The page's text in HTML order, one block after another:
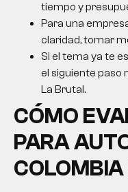
tiempo y
Para una
claridad, tomar
Si el tema ya te
el siguiente paso
La Brutal.
CÓMO
PARA
COLOMBIA